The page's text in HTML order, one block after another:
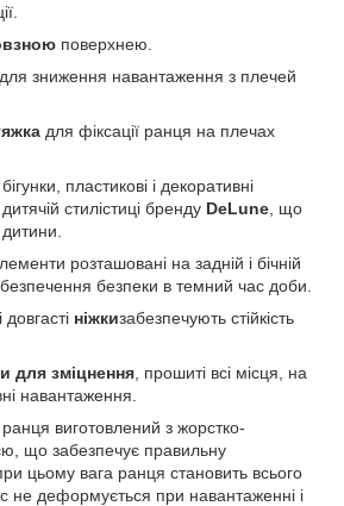
поверхнею.
для зниження навантаження з плечей
для фіксації ранця на плечах
пластикові і декоративні
стилістиці бренду DeLune , що
розташовані на задній і бічній
безпеки в темний час доби.
і довгасті ніжкизабезпечують стійкість
для зміцнення , прошиті всі місця, на
навантаження.
ранця виготовлений з жорстко-
що забезпечує правильну
цьому вага ранця становить всього
не деформується при навантаженні і